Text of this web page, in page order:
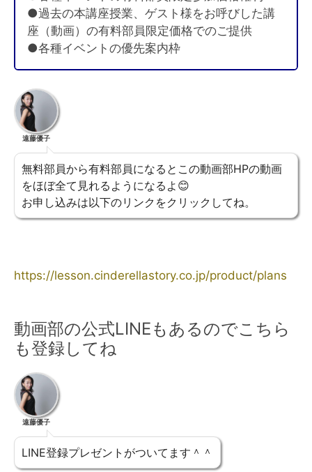
●過去の本講座授業、ゲスト様をお呼びした講
座（動画）の有料部員限定価格でのご提供
●各種イベントの優先案内枠
遠藤優子
無料部員から有料部員になるとこの動画部HPの動画
をほぼ全て見れるようになるよ😊
お申し込みは以下のリンクをクリックしてね。
https://lesson.cinderellastory.co.jp/product/plans
動画部の公式LINEもあるのでこちら
も登録してね
遠藤優子
LINE登録プレゼントがついてます＾＾